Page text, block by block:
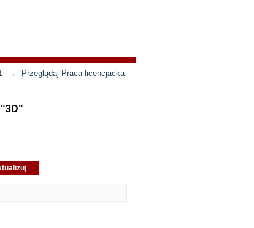
→
Przeglądaj Praca licencjacka -
"3D"